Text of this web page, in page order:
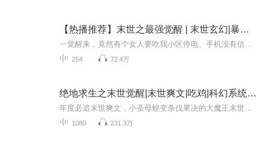
【热播推荐】末世之最强觉醒 | 末世玄幻|暴爽修真
254 72.4万
绝地求生之末世觉醒|末世爽文|吃鸡|科幻系统|精品
1080 231.3万